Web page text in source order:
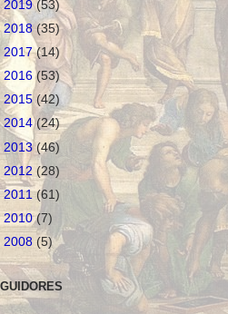
2019(53)
2018 (35)
2017(14)
2016(53)
2015(42)
2014(24)
2013(46)
2012 (28)
2011(61)
2010(7)
2008 (5)